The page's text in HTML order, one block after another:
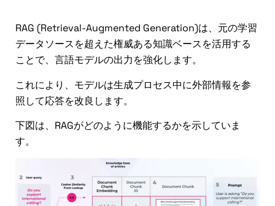
RAG (Retrieval-Augmented Generation)は、元の学習
データソースを超えた権威ある知識ベースを活用する
ことで、言語モデルの出力を強化します。
これにより、モデルは生成プロセス中に外部情報を参
照して応答を改良します。
下図は、RAGがどのように機能するかを示していま
す。